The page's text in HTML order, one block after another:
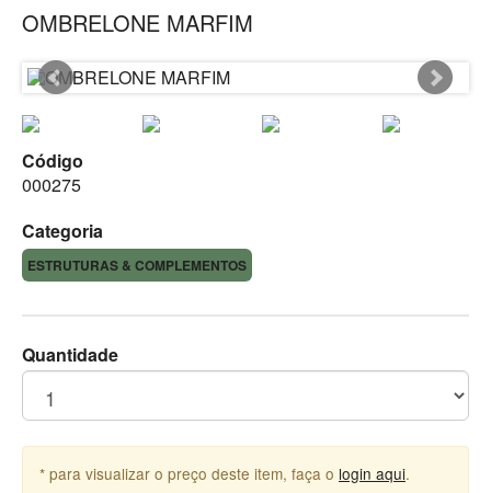
OMBRELONE MARFIM
Código
000275
Categoria
ESTRUTURAS & COMPLEMENTOS
Quantidade
* para visualizar o preço deste item, faça o login aqui.